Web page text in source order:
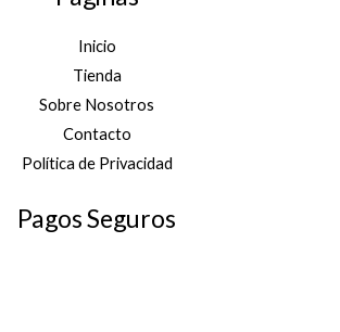
Inicio
Tienda
Sobre Nosotros
Contacto
Política de Privacidad
Pagos Seguros